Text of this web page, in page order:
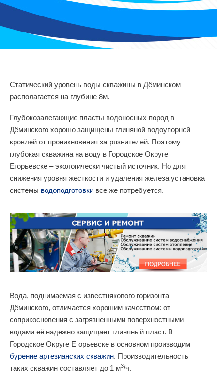
Статический уровень воды скважины в Дёминском
располагается на глубине 8м.
Глубокозалегающие пласты водоносных пород в
Дёминского хорошо защищены глиняной водоупорной
кровлей от проникновения загрязнителей. Поэтому
глубокая скважина на воду в Городское Округе
Егорьевске – экологически чистый источник. Но для
снижения уровня жесткости и удаления железа установка
системы водоподготовки все же потребуется.
Вода, поднимаемая с известнякового горизонта
Дёминского, отличается хорошим качеством: от
соприкосновения с загрязненными поверхностными
водами её надежно защищает глиняный пласт. В
Городское Округе Егорьевске в основном производим
бурение артезианских скважин. Производительность
таких скважин составляет до 1 м3/ч.